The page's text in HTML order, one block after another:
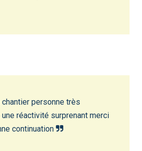
personne très
réactivité surprenant merci
continuation